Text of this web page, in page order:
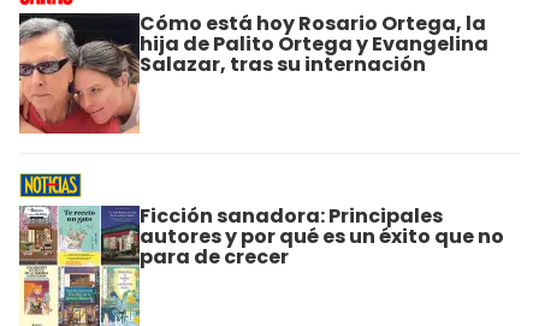
Cómo está hoy Rosario Ortega, la
hija de Palito Ortega y Evangelina
Salazar, tras su internación
Ficción sanadora: Principales
autores y por qué es un éxito que no
para de crecer